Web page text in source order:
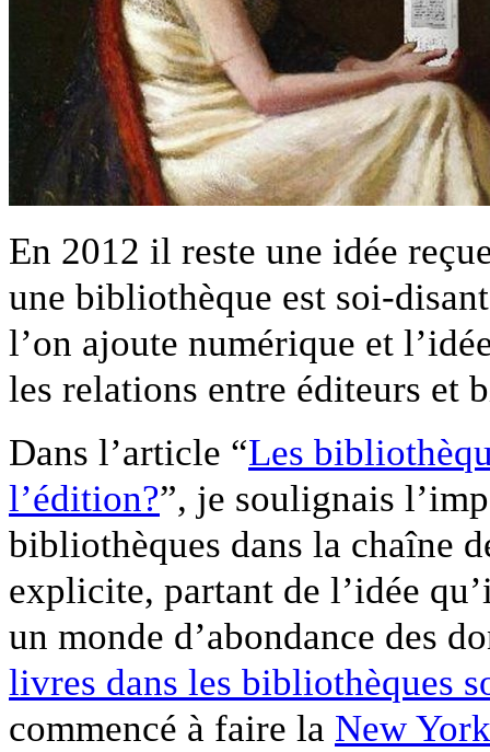
En 2012 il reste une idée
une bibliothèque est soi-
l’on ajoute numérique et
les relations entre éditeurs et
Dans l’article “Les
l’édition?”, je soulignais
bibliothèques dans la chaîne
explicite, partant de l’idée
un monde d’abondance des
livres dans les bibliothèques
commencé à faire la New